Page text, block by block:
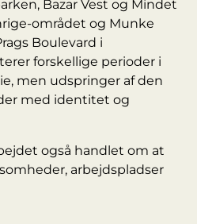
Bazar Vest og Mindet
området og Munke
Boulevard i
forskellige perioder i
men udspringer af den
med identitet og
også handlet om at
arbejdspladser